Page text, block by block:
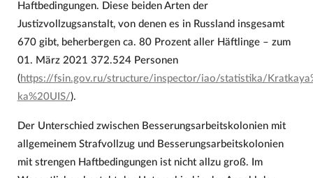
Haftbedingungen. Diese beiden Arten der
Justizvollzugsanstalt, von denen es in Russland insgesamt
670 gibt, beherbergen ca. 80 Prozent aller Häftlinge – zum
01. März 2021 372.524 Personen
( https://fsin.gov.ru/structure/inspector/iao/statistika/
ka%20UIS/).
Der Unterschied zwischen Besserungsarbeitskolonien mit
allgemeinem Strafvollzug und Besserungsarbeitskolonien
mit strengen Haftbedingungen ist nicht allzu groß. Im